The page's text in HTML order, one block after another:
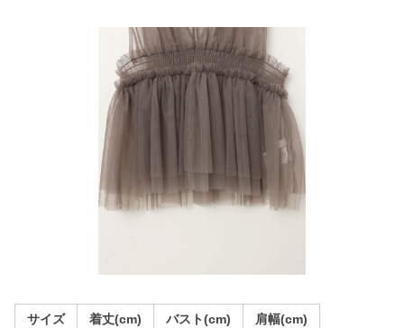
サイズ 着丈(cm) バスト(cm) 肩幅(cm)